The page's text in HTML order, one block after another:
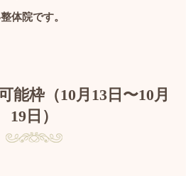
体院です。
能枠（10月13日〜10月
19日）